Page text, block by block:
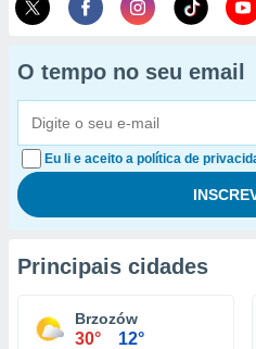
O tempo no seu email
Eu li e aceito a política de
Principais cidades
Brzozów
30° 12°